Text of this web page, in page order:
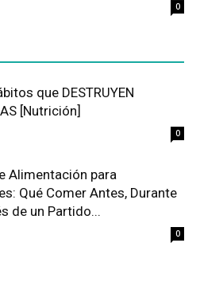
0
que DESTRUYEN
[Nutrición]
0
Alimentación para
Qué Comer Antes, Durante
de un Partido...
0